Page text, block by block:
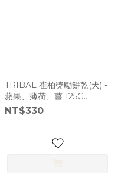
TRIBAL 崔柏獎勵餅乾(犬) -
蘋果、薄荷、薑 125G
[S2417]
NT$330